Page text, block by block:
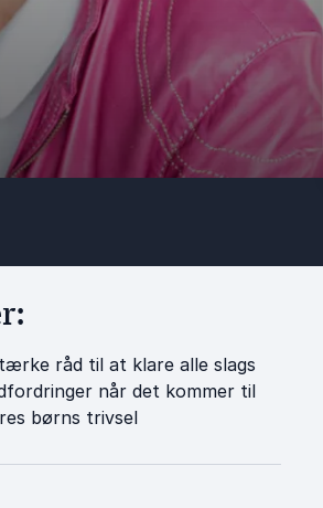
råd til at klare alle slags
når det kommer til
børns trivsel